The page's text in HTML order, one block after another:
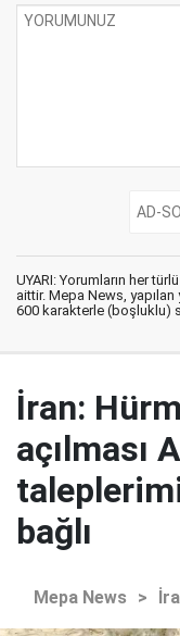
UYARI: Yorumların her
aittir. Mepa News,
600 karakterle (boşluklu)
İran:
açılması
bağlı
Mepa News >